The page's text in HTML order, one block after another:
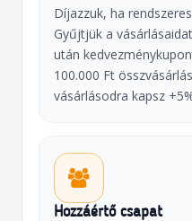
Díjazzuk, ha
Gyűjtjük a
után
100.000 Ft
vásárlásodra kapsz
Hozzáértő csapat